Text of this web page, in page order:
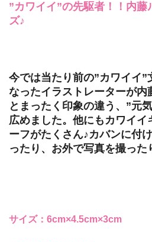
”カワイイ”の先駆者！！内
ズ♪
今では当たり前の”カワイイ”
なったイラストレーターが内
とまったく印象の違う、”元
広めました。他にもカワイイ
ーフがたくさん♪カバンに付
ったり、お外で写真を撮った
サイズ：6cm×4.5cm×3cm